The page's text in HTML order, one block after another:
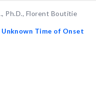
Ph.D., Florent Boutitie
Time of Onset